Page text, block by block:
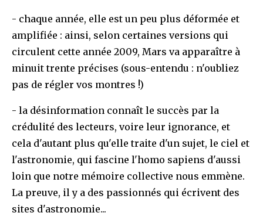
- chaque année, elle est un peu plus déformée et
amplifiée : ainsi, selon certaines versions qui
circulent cette année 2009, Mars va apparaître à
minuit trente précises (sous-entendu : n'oubliez
pas de régler vos montres !)
- la désinformation connaît le succès par la
crédulité des lecteurs, voire leur ignorance, et
cela d'autant plus qu'elle traite d'un sujet, le ciel et
l'astronomie, qui fascine l'homo sapiens d'aussi
loin que notre mémoire collective nous emmène.
La preuve, il y a des passionnés qui écrivent des
sites d'astronomie...